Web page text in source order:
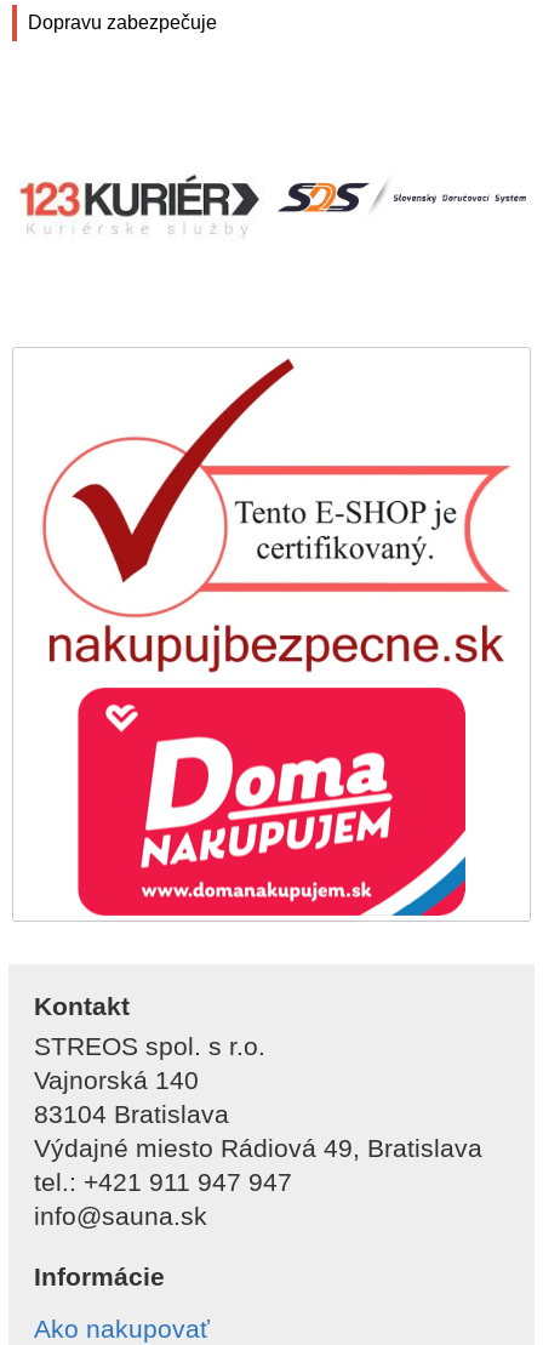
Dopravu zabezpečuje
Kontakt
STREOS spol. s r.o.
Vajnorská 140
83104 Bratislava
Výdajné miesto Rádiová 49, Bratislava
tel.: +421 911 947 947
info@sauna.sk
Informácie
Ako nakupovať